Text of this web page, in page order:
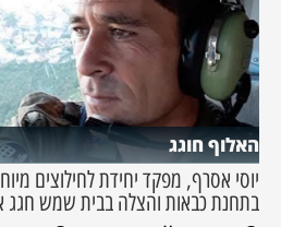
האלוף חוגג
יוסי אסרף, מפקד יחידת לחילוצים
בתחנת כבאות והצלה בבית שמש חגג